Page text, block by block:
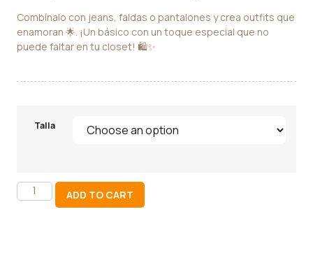
Combínalo con jeans, faldas o pantalones y crea outfits que
enamoran 🌟. ¡Un básico con un toque especial que no
puede faltar en tu closet! 🛍️✨
Talla
ADD TO CART